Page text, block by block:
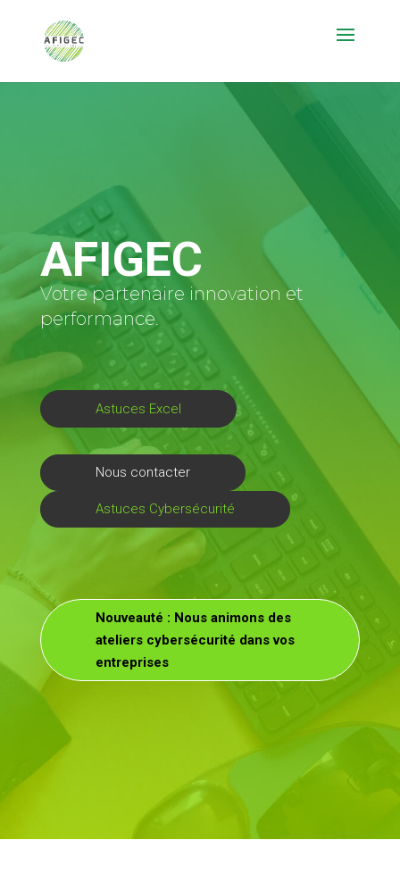
AFIGEC
Votre partenaire innovation et
performance.
Astuces Excel
Nous contacter
Astuces Cybersécurité
Nouveauté : Nous animons des
ateliers cybersécurité dans vos
entreprises